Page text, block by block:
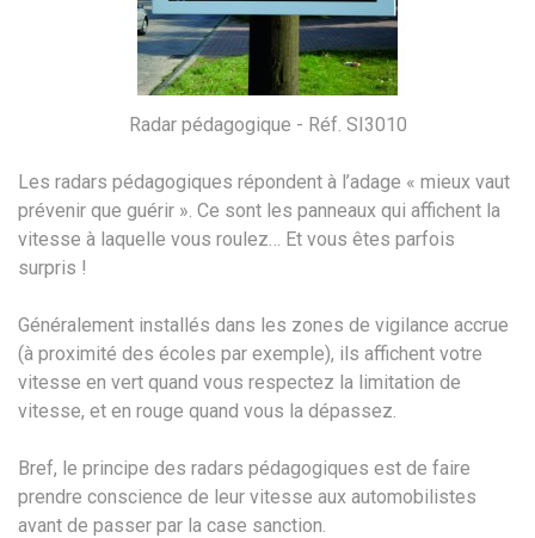
Radar pédagogique - Réf. SI3010
Les radars pédagogiques répondent à l’adage « mieux vaut
prévenir que guérir ». Ce sont les panneaux qui affichent la
vitesse à laquelle vous roulez… Et vous êtes parfois
surpris !
Généralement installés dans les zones de vigilance accrue
(à proximité des écoles par exemple), ils affichent votre
vitesse en vert quand vous respectez la limitation de
vitesse, et en rouge quand vous la dépassez.
Bref, le principe des radars pédagogiques est de faire
prendre conscience de leur vitesse aux automobilistes
avant de passer par la case sanction.